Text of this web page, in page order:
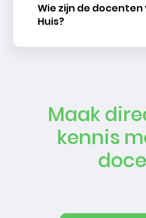
Wie zijn de docenten
Huis?
Maak
kennis